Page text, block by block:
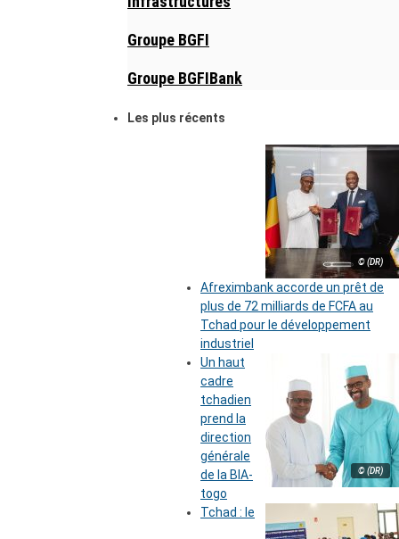
Groupe BGFI
Groupe BGFIBank
Les plus récents
© (DR)
Afreximbank accorde un prêt de
plus de 72 milliards de FCFA au
Tchad pour le développement
industriel
© (DR)
Un haut
cadre
tchadien
prend la
direction
générale
de la BIA-
togo
Tchad : le